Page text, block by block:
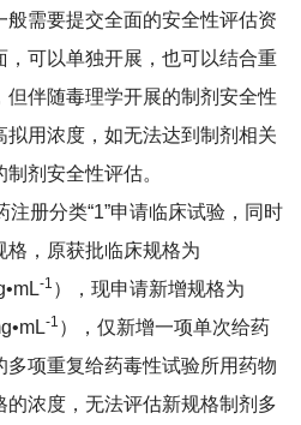
需要提交全面的安全性评估资
可以单独开展，也可以结合重
伴随毒理学开展的制剂安全性
用浓度，如无法达到制剂相关
剂安全性评估。
注册分类“1”申请临床试验，同时
格，原获批临床规格为
-1 ），现申请新增规格为
-1 ），仅新增一项单次给药
项重复给药毒性试验所用药物
浓度，无法评估新规格制剂多